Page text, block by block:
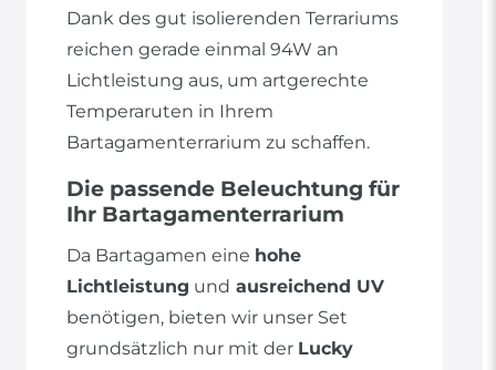
Dank des gut isolierenden Terrariums
reichen gerade einmal 94W an
Lichtleistung aus, um artgerechte
Temperaruten in Ihrem
Bartagamenterrarium zu schaffen.
Die passende Beleuchtung für
Ihr Bartagamenterrarium
Da Bartagamen eine hohe
Lichtleistung und ausreichend UV
benötigen, bieten wir unser Set
grundsätzlich nur mit der Lucky